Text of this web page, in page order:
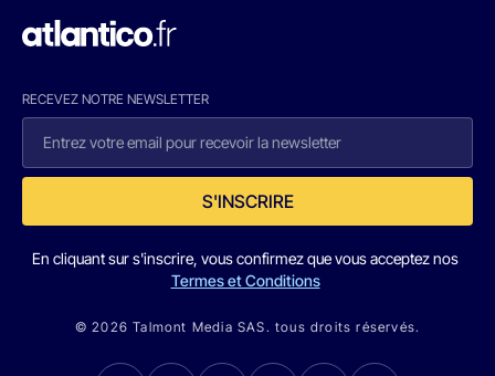
RECEVEZ NOTRE NEWSLETTER
S'INSCRIRE
En cliquant sur s'inscrire, vous confirmez que vous acceptez nos
Termes et Conditions
© 2026 Talmont Media SAS. tous droits réservés.